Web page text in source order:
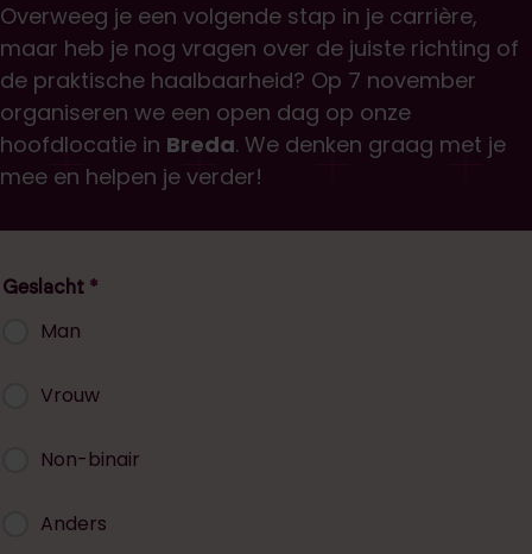
Overweeg je een volgende stap in je carrière,
maar heb je nog vragen over de juiste richting of
de praktische haalbaarheid? Op 7 november
organiseren we een open dag op onze
hoofdlocatie in Breda. We denken graag met je
mee en helpen je verder!
Geslacht
Man
Vrouw
Non-binair
Anders